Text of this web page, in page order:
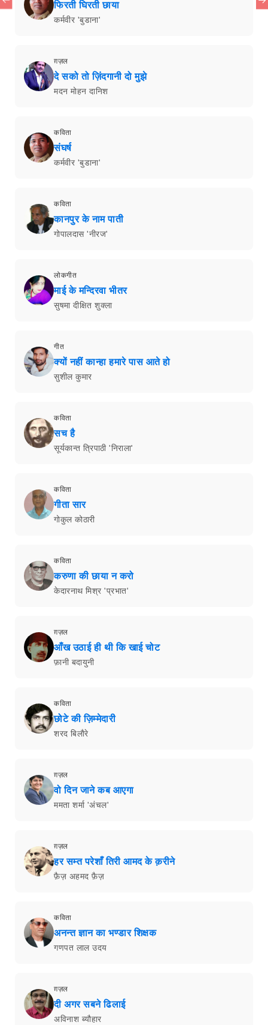
फिरती घिरती छाया
कर्मवीर 'बुडाना'
ग़ज़ल
दे सको तो ज़िंदगानी दो मुझे
मदन मोहन दानिश
कविता
संघर्ष
कर्मवीर 'बुडाना'
कविता
कानपुर के नाम पाती
गोपालदास 'नीरज'
लोकगीत
माई के मन्दिरवा भीतर
सुषमा दीक्षित शुक्ला
गीत
क्यों नहीं कान्हा हमारे पास आते हो
सुशील कुमार
कविता
सच है
सूर्यकान्त त्रिपाठी 'निराला'
कविता
गीता सार
गोकुल कोठारी
कविता
करुणा की छाया न करो
केदारनाथ मिश्र 'प्रभात'
ग़ज़ल
आँख उठाई ही थी कि खाई चोट
फ़ानी बदायुनी
कविता
छोटे की ज़िम्मेदारी
शरद बिलाैरे
ग़ज़ल
वो दिन जाने कब आएगा
ममता शर्मा 'अंचल'
ग़ज़ल
हर सम्त परेशाँ तिरी आमद के क़रीने
फ़ैज़ अहमद फ़ैज़
कविता
अनन्त ज्ञान का भण्डार शिक्षक
गणपत लाल उदय
ग़ज़ल
दी अगर सबने ढिलाई
अविनाश ब्यौहार